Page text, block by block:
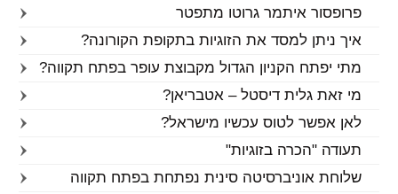
פרופסור איתמר גרוטו מתפטר
איך ניתן למסד את הזוגיות בתקופת הקורונה?
מתי יפתח הקניון הגדול מקבוצת עופר בפתח תקווה?
מי זאת גלית דיסטל – אטבריאן?
לאן אפשר לטוס עכשיו מישראל?
תעודה "הכרה בזוגיות"
שלוחת אוניברסיטה סינית נפתחת בפתח תקווה